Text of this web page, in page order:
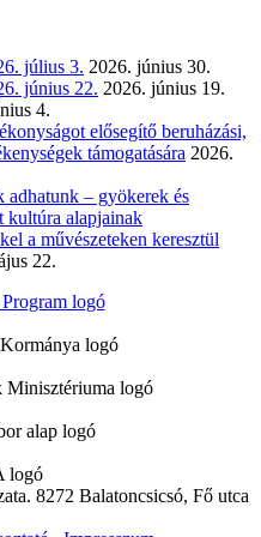
július 3. 2026. június 30.
június 22. 2026. június 19.
4.
elősegítő beruházási,
támogatására 2026.
adhatunk – gyökerek és
kultúra alapjainak
a művészeteken keresztül
22.
8272 Balatoncsicsó, Fő utca